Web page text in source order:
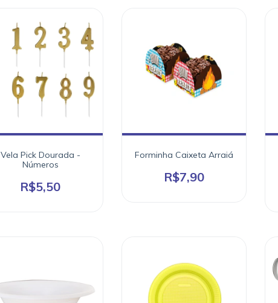
Vela Pick Dourada -
Números
R$5,50
Forminha Caixeta Arraiá
R$7,90